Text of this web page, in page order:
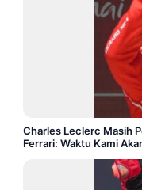
Charles Leclerc Masih
Ferrari: Waktu Kami